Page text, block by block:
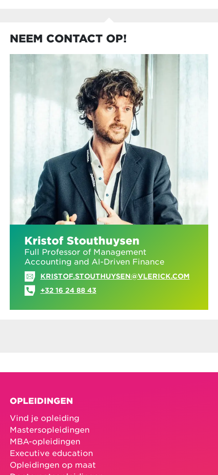
NEEM CONTACT OP!
Kristof Stouthuysen
Full Professor of Management
Accounting and AI-Driven Finance
KRISTOF.STOUTHUYSEN@VLERICK.COM
+32 16 24 88 43
OPLEIDINGEN
Vind je opleiding
Mastersopleidingen
MBA-opleidingen
Executive education
Opleidingen op maat